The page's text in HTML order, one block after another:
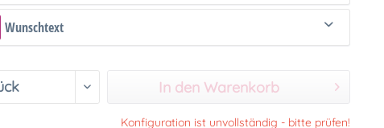
Wunschtext
In den Warenkorb
Konfiguration ist unvollständig - bitte prüfen!